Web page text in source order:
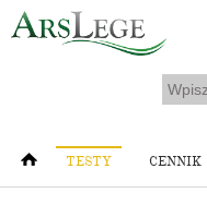
TESTY CENNIK